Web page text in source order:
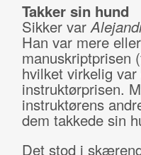
Takker sin hund
Sikker var
Han var mere
manuskriptprisen
hvilket virkelig
instruktørprisen.
instruktørens
dem takkede sin
Det stod i